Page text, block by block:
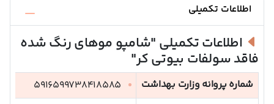
اطلاعات تکمیلی
اطلاعات تکمیلی "شامپو موهای رنگ شده
فاقد سولفات بیوتی کر"
شماره پروانه وزارت بهداشت
5916599738418585